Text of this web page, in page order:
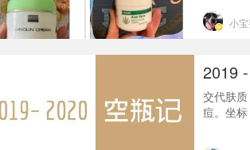
洗手也
了。这
小
2019
交代肤
痘。坐
了。非